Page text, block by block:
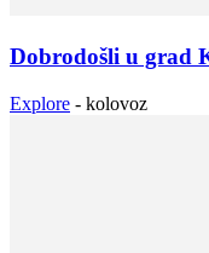
Dobrodošli u grad
Explore - kolovoz